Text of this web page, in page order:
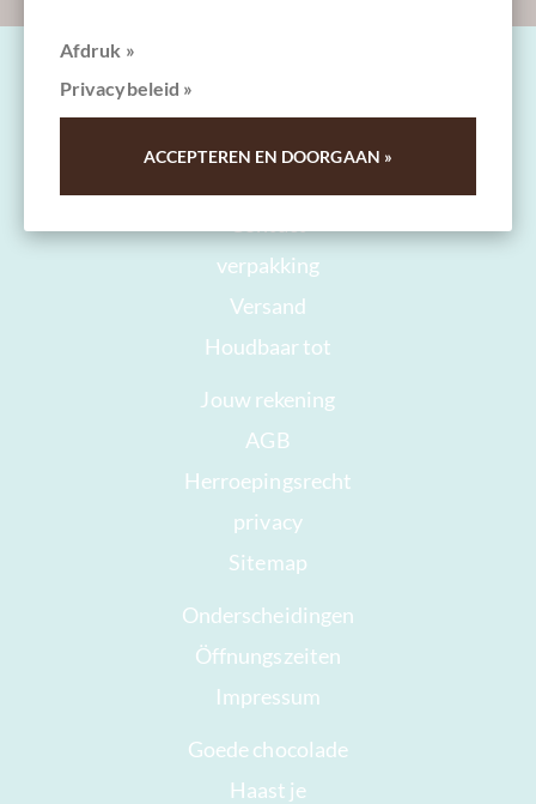
Contact
verpakking
Versand
Houdbaar tot
Jouw rekening
AGB
Herroepingsrecht
privacy
Sitemap
Onderscheidingen
Öffnungszeiten
Impressum
Goede chocolade
Haast je
Afdruk »
Privacybeleid »
ACCEPTEREN EN DOORGAAN »